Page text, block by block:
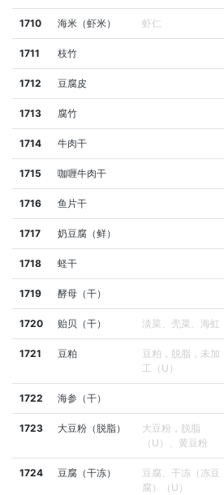
1710 海米（虾米） 虾仁
1711 枝竹
1712 豆腐皮
1713 腐竹
1714 牛肉干
1715 咖喱牛肉干
1716 鱼片干
1717 奶豆腐（鲜）
1718 蛏干
1719 酵母（干）
1720 贻贝（干） 淡菜、壳菜、海虹
1721 豆粕
豆粕，脱脂，未加
工（U）
1722 海参（干）
1723 大豆粉（脱脂）
大豆粉，脱脂
（U）、黄豆粉
1724 豆腐（干冻）
豆腐、干冻（冻豆
腐）（U）